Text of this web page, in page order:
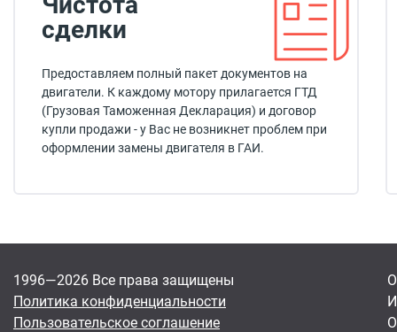
сделки
Предоставляем полный пакет документов на
двигатели. К каждому мотору прилагается ГТД
(Грузовая Таможенная Декларация) и договор
купли продажи - у Вас не возникнет проблем при
оформлении замены двигателя в ГАИ.
1996—2026 Все права защищены
Политика конфиденциальности
Пользовательское соглашение